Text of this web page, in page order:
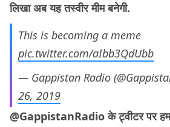
लिखा अब यह तस्वीर मीम बनेगी.
This is becoming a meme
pic.twitter.com/aIbb3QdUbb
— Gappistan Radio
26, 2019
@GappistanRadio के ट्वीटर पर